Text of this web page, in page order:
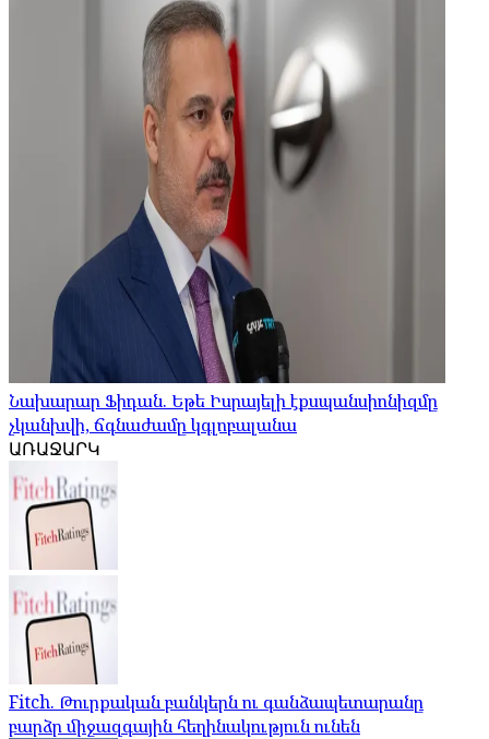
Նախարար Ֆիդան. Եթե Իսրայելի էքսպանսիոնիզմը
չկանխվի, ճգնաժամը կգլոբալանա
ԱՌԱՋԱՐԿ
Fitch. Թուրքական բանկերն ու գանձապետարանը
բարձր միջազգային հեղինակություն ունեն